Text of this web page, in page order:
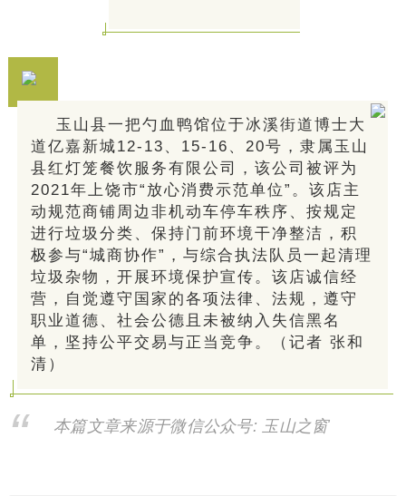
玉山县一把勺血鸭馆位于冰溪街道博士大
道亿嘉新城12-13、15-16、20号，隶属玉山
县红灯笼餐饮服务有限公司，该公司被评为
2021年上饶市“放心消费示范单位”。该店主
动规范商铺周边非机动车停车秩序、按规定
进行垃圾分类、保持门前环境干净整洁，积
极参与“城商协作”，与综合执法队员一起清理
垃圾杂物，开展环境保护宣传。该店诚信经
营，自觉遵守国家的各项法律、法规，遵守
职业道德、社会公德且未被纳入失信黑名
单，坚持公平交易与正当竞争。（记者 张和
清）
本篇文章来源于微信公众号: 玉山之窗